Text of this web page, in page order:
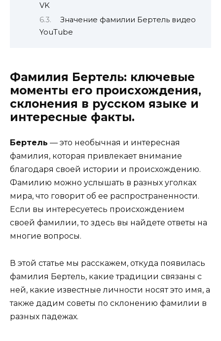
VK
Значение фамилии Бертель видео
YouTube
Фамилия Бертель: ключевые
моменты его происхождения,
склонения в русском языке и
интересные факты.
Бертель — это необычная и интересная
фамилия, которая привлекает внимание
благодаря своей истории и происхождению.
Фамилию можно услышать в разных уголках
мира, что говорит об ее распространенности.
Если вы интересуетесь происхождением
своей фамилии, то здесь вы найдете ответы на
многие вопросы.
В этой статье мы расскажем, откуда появилась
фамилия Бертель, какие традиции связаны с
ней, какие известные личности носят это имя, а
также дадим советы по склонению фамилии в
разных падежах.